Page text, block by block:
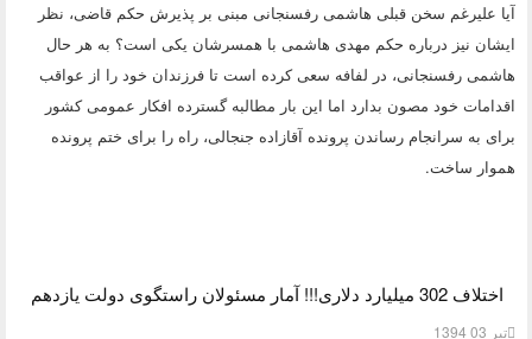
آیا علیرغم سخن قبلی هاشمی رفسنجانی مبنی بر پذیرش حکم قاضی، نظر
ایشان نیز درباره حکم مهدی هاشمی با همسرشان یکی است؟ به هر حال
هاشمی رفسنجانی، در لفافه سعی کرده است تا فرزندان خود را از عواقب
اقدامات خود مصون بدارد اما این بار مطالبه گسترده افکار عمومی کشور
برای به سرانجام رساندن پرونده آقازاده جنجالی، راه را برای ختم پرونده
هموار ساخت.
اختلاف 302 میلیارد دلاری!!! آمار مسئولان راستگوی دولت یازدهم
تیر 03 1394